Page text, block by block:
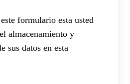
formulario esta usted
almacenamiento y
sus datos en esta